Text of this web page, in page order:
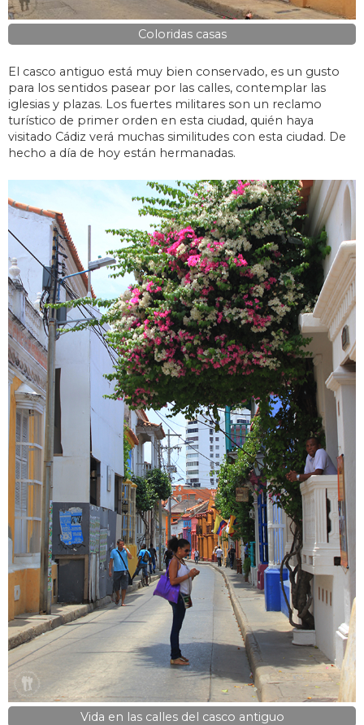
Coloridas casas
El casco antiguo está muy bien conservado, es un gusto
para los sentidos pasear por las calles, contemplar las
iglesias y plazas. Los fuertes militares son un reclamo
turístico de primer orden en esta ciudad, quién haya
visitado Cádiz verá muchas similitudes con esta ciudad. De
hecho a día de hoy están hermanadas.
Vida en las calles del casco antiguo